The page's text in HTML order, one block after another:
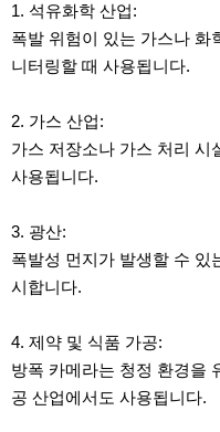
1. 석유화학 산업:
폭발 위험이 있는 가스나 화
니터링할 때 사용됩니다.
2. 가스 산업:
가스 저장소나 가스 처리 시
사용됩니다.
3. 광산:
폭발성 먼지가 발생할 수 있
시합니다.
4. 제약 및 식품 가공:
방폭 카메라는 청정 환경을
공 산업에서도 사용됩니다.